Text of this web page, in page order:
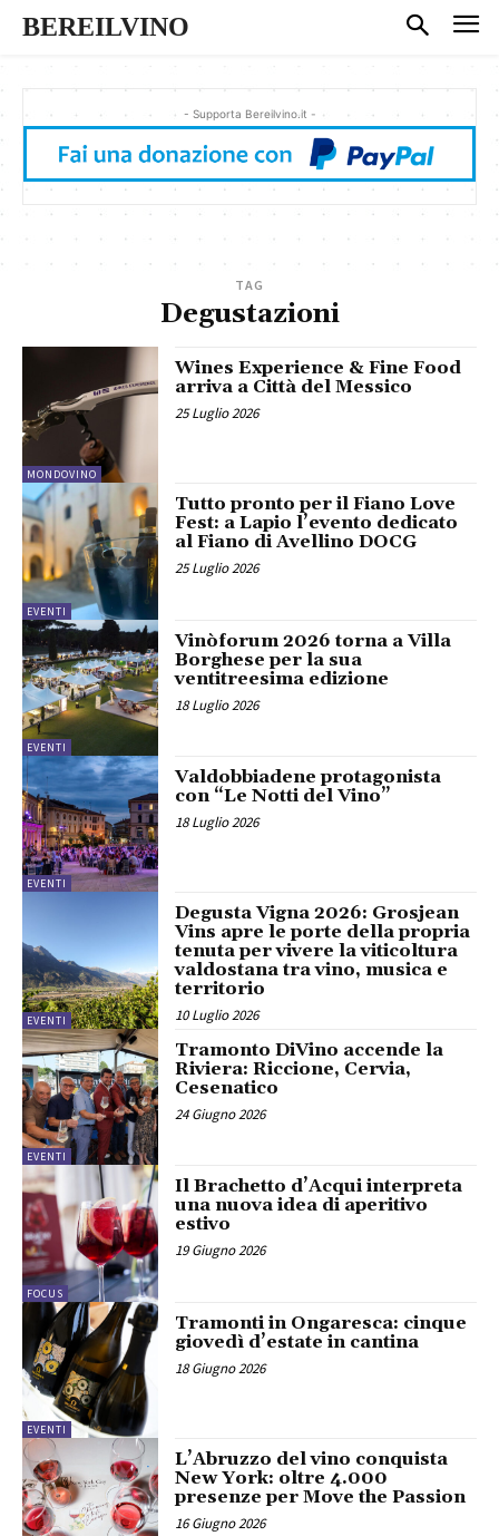
BEREILVINO
- Supporta Bereilvino.it -
TAG
Degustazioni
MONDOVINO
Wines Experience & Fine Food
arriva a Città del Messico
25 Luglio 2026
EVENTI
Tutto pronto per il Fiano Love
Fest: a Lapio l’evento dedicato
al Fiano di Avellino DOCG
25 Luglio 2026
EVENTI
Vinòforum 2026 torna a Villa
Borghese per la sua
ventitreesima edizione
18 Luglio 2026
EVENTI
Valdobbiadene protagonista
con “Le Notti del Vino”
18 Luglio 2026
EVENTI
Degusta Vigna 2026: Grosjean
Vins apre le porte della propria
tenuta per vivere la viticoltura
valdostana tra vino, musica e
territorio
10 Luglio 2026
EVENTI
Tramonto DiVino accende la
Riviera: Riccione, Cervia,
Cesenatico
24 Giugno 2026
FOCUS
Il Brachetto d’Acqui interpreta
una nuova idea di aperitivo
estivo
19 Giugno 2026
EVENTI
Tramonti in Ongaresca: cinque
giovedì d’estate in cantina
18 Giugno 2026
L’Abruzzo del vino conquista
New York: oltre 4.000
presenze per Move the Passion
16 Giugno 2026